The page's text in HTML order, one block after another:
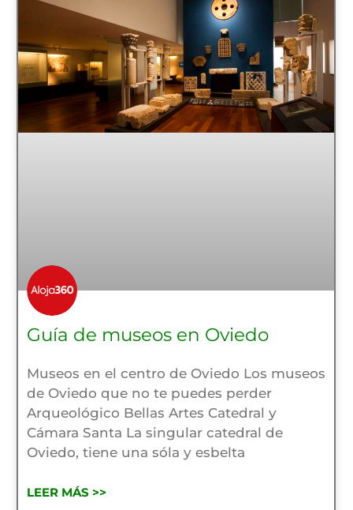
Guía de museos en Oviedo
Museos en el centro de Oviedo Los museos
de Oviedo que no te puedes perder
Arqueológico Bellas Artes Catedral y
Cámara Santa La singular catedral de
Oviedo, tiene una sóla y esbelta
LEER MÁS >>